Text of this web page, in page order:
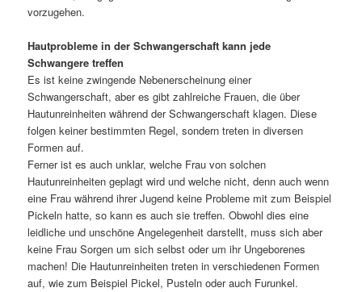
vorzugehen.
Hautprobleme in der Schwangerschaft kann jede
Schwangere treffen
Es ist keine zwingende Nebenerscheinung einer
Schwangerschaft, aber es gibt zahlreiche Frauen, die über
Hautunreinheiten während der Schwangerschaft klagen. Diese
folgen keiner bestimmten Regel, sondern treten in diversen
Formen auf.
Ferner ist es auch unklar, welche Frau von solchen
Hautunreinheiten geplagt wird und welche nicht, denn auch wenn
eine Frau während ihrer Jugend keine Probleme mit zum Beispiel
Pickeln hatte, so kann es auch sie treffen. Obwohl dies eine
leidliche und unschöne Angelegenheit darstellt, muss sich aber
keine Frau Sorgen um sich selbst oder um ihr Ungeborenes
machen! Die Hautunreinheiten treten in verschiedenen Formen
auf, wie zum Beispiel Pickel, Pusteln oder auch Furunkel.